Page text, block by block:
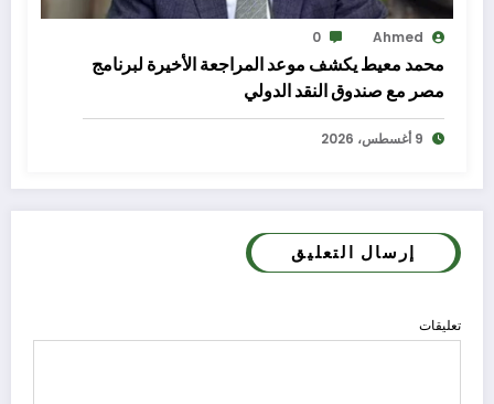
Ahmed
0
محمد معيط يكشف موعد المراجعة الأخيرة لبرنامج
مصر مع صندوق النقد الدولي
9 أغسطس، 2026
إرسال التعليق
تعليقات